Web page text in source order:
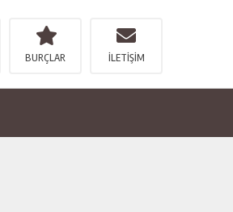
BURÇLAR İLETİŞİM